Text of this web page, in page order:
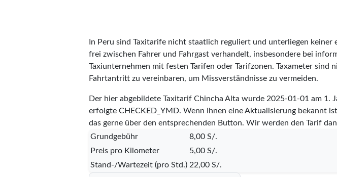
In Peru sind Taxitarife nicht staatlich reguliert und unterliegen
frei zwischen Fahrer und Fahrgast verhandelt, insbesondere bei
Taxiunternehmen mit festen Tarifen oder Tarifzonen. Taxameter
Fahrtantritt zu vereinbaren, um Missverständnisse zu vermeiden.
Der hier abgebildete Taxitarif Chincha Alta wurde 2025-01-01 am 1.
erfolgte CHECKED_YMD. Wenn Ihnen eine Aktualisierung bekannt
das gerne über den entsprechenden Button. Wir werden den Tarif
Grundgebühr
8,00 S/.
Preis pro Kilometer
5,00 S/.
Stand-/Wartezeit (pro Std.) 22,00 S/.